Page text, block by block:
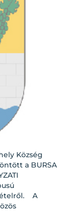
Község
a BURSA
A